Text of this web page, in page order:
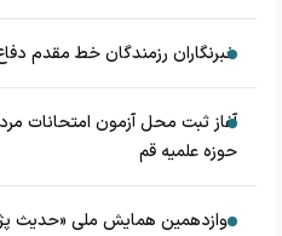
خبرنگاران رزمندگان خط مقدم
آغاز ثبت محل آزمون امتحانات
حوزه علمیه قم
دوازدهمین همایش ملی «حدیث‌